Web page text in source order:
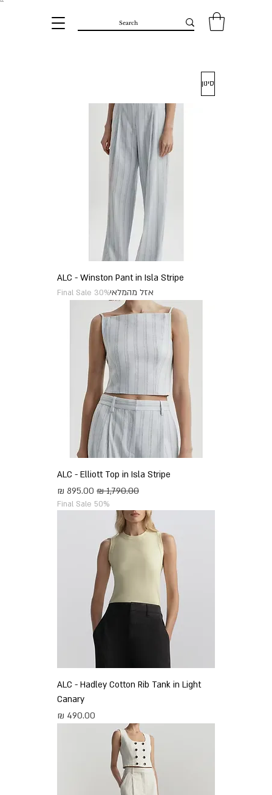
``​
סינון
ALC - Winston Pant in Isla Stripe
אזל מהמלאיFinal Sale 30%
ALC - Elliott Top in Isla Stripe
מחיר רגיל
מחיר מבצע
Final Sale 50%
ALC - Hadley Cotton Rib Tank in Light
Canary
מחיר